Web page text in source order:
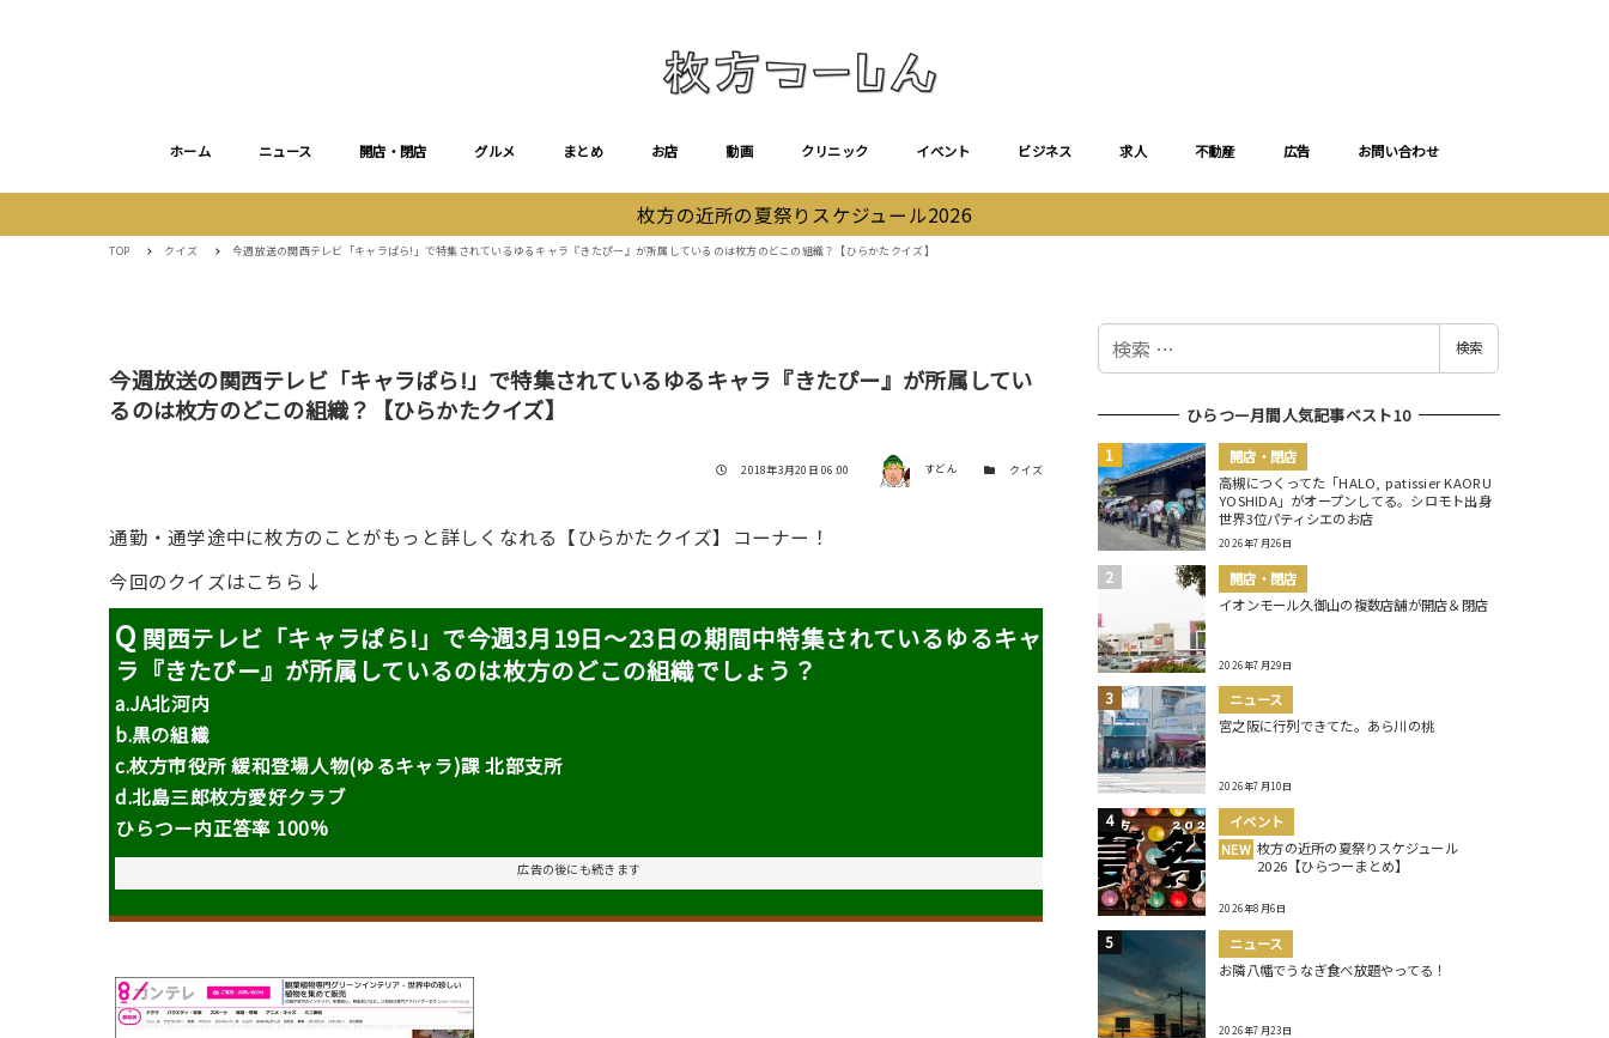
ホーム ニュース 開店・閉店 グルメ まとめ お店 動画 クリニック イベント ビジネス 求人 不動産 広告 お問い合わせ
枚方の近所の夏祭りスケジュール2026
TOP クイズ 今週放送の関西テレビ「キャラぱら!」で特集されているゆるキャラ『きたぴー』が所属しているのは枚方のどこの組織？【ひらかたクイズ】
今週放送の関西テレビ「キャラぱら!」で特集されているゆるキャラ『きたぴー』が所属してい
るのは枚方のどこの組織？【ひらかたクイズ】
投稿日
2018年3月20日 06:00 著者 すどん カテゴリー
クイズ
通勤・通学途中に枚方のことがもっと詳しくなれる【ひらかたクイズ】コーナー！
今回のクイズはこちら↓
Q 関西テレビ「キャラぱら!」で今週3月19日〜23日の期間中特集されているゆるキャ
ラ『きたぴー』が所属しているのは枚方のどこの組織でしょう？
a.JA北河内
b.黒の組織
c.枚方市役所 緩和登場人物(ゆるキャラ)課 北部支所
d.北島三郎枚方愛好クラブ
ひらつー内正答率 100%
広告の後にも続きます
検
検索
ひらつー月間人気記事ベスト10
開店・閉店
高槻につくってた「HALO, patissier KAORU
YOSHIDA」がオープンしてる。シロモト出身
世界3位パティシエのお店
2026年7月26日
開店・閉店
イオンモール久御山の複数店舗が開店＆閉店
2026年7月29日
ニュース
宮之阪に行列できてた。あら川の桃
2026年7月10日
イベント
NEW 枚方の近所の夏祭りスケジュール
2026【ひらつーまとめ】
2026年8月6日
ニュース
お隣八幡でうなぎ食べ放題やってる！
2026年7月23日